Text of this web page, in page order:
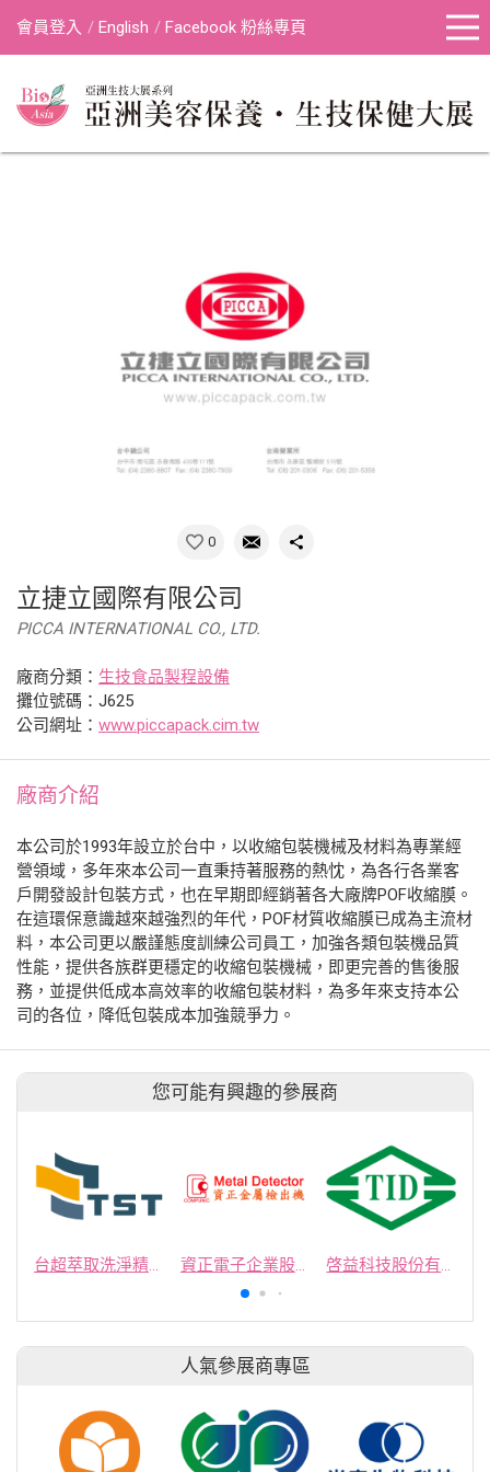
會員登入 English Facebook 粉絲專頁
0
立捷立國際有限公司
PICCA INTERNATIONAL CO., LTD.
廠商分類： 生技食品製程設備
攤位號碼：J625
公司網址： www.piccapack.cim.tw
廠商介紹
本公司於1993年設立於台中，以收縮包裝機械及材料為專業經
營領域，多年來本公司一直秉持著服務的熱忱，為各行各業客
戶開發設計包裝方式，也在早期即經銷著各大廠牌POF收縮膜。
在這環保意識越來越強烈的年代，POF材質收縮膜已成為主流材
料，本公司更以嚴謹態度訓練公司員工，加強各類包裝機品質
性能，提供各族群更穩定的收縮包裝機械，即更完善的售後服
務，並提供低成本高效率的收縮包裝材料，為多年來支持本公
司的各位，降低包裝成本加強競爭力。
您可能有興趣的參展商
資正電子企業股份有限公司
人氣參展商專區